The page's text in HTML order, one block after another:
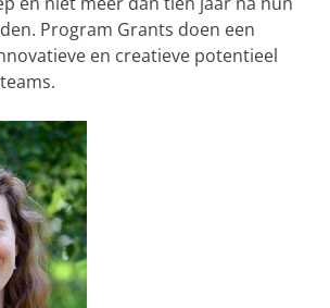
Program Grants doen een
en creatieve potentieel